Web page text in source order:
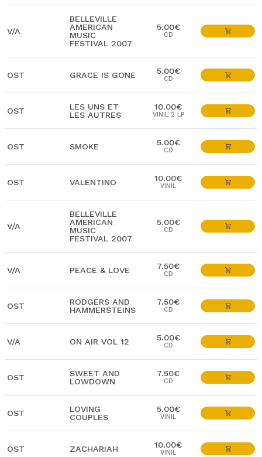
V/A
BELLEVILLE
AMERICAN
MUSIC
FESTIVAL 2007
5.00€
CD
OST GRACE IS GONE 5.00€
CD
OST
LES UNS ET
LES AUTRES
10.00€
VINIL 2 LP
OST SMOKE 5.00€
CD
OST VALENTINO 10.00€
VINIL
V/A
BELLEVILLE
AMERICAN
MUSIC
FESTIVAL 2007
5.00€
CD
V/A PEACE & LOVE 7.50€
CD
OST
RODGERS AND
HAMMERSTEINS
7.50€
CD
V/A ON AIR VOL 12 5.00€
CD
OST
SWEET AND
LOWDOWN
7.50€
CD
OST
LOVING
COUPLES
5.00€
VINIL
OST ZACHARIAH 10.00€
VINIL